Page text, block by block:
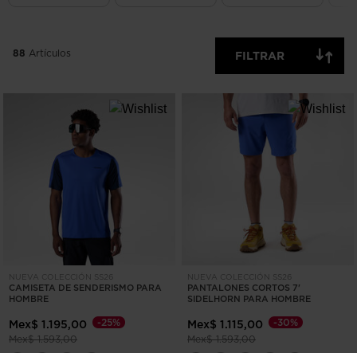
88 Artículos FILTRAR
NUEVA COLECCIÓN SS26
CAMISETA DE SENDERISMO PARA
HOMBRE
Mex$ 1.195,00
Precio reducido de
Mex$ 1.593,00a
-25%
NUEVA COLECCIÓN SS26
PANTALONES CORTOS 7'
SIDELHORN PARA HOMBRE
Mex$ 1.115,00
Precio reducido de
Mex$ 1.593,00a
-30%